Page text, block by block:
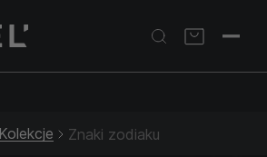
Kolekcje Znaki zodiaku
–30% | Do 31.08